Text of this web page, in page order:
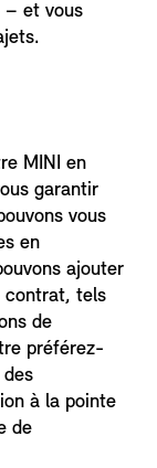
– et vous
MINI en
garantir
vous
en
ajouter
contrat, tels
de
préférez-
à la pointe
de